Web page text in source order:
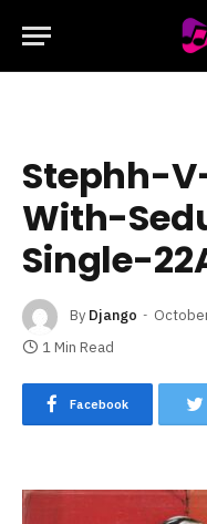
Stephh-
With-
Single-
By Django
1 Min Read
Facebook